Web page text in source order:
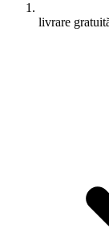
livrare